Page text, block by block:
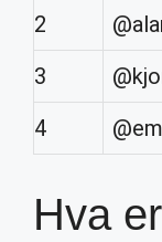
2
3
4
Hva